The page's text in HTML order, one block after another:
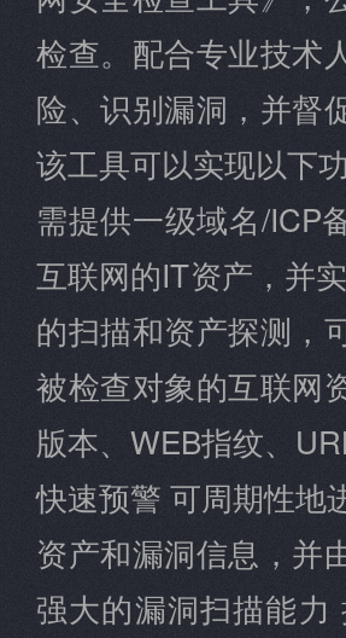
检查。配合专业技术
险、识别漏洞，并督
该工具可以实现以下
需提供一级域名/ICP
互联网的IT资产，并
的扫描和资产探测，
被检查对象的互联网
版本、WEB指纹、
快速预警 可周期性地
资产和漏洞信息，并
强大的漏洞扫描能力